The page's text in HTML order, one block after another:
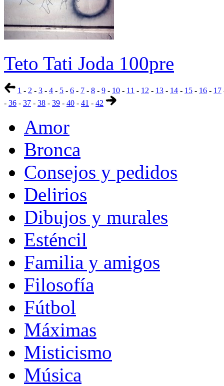
Teto Tati Joda 100pre
1 - 2 - 3 - 4 - 5 - 6 - 7 - 8 - 9 - 10 - 11 - 12 - 13 - 14 - 15 - 16 - 17
- 36 - 37 - 38 - 39 - 40 - 41 - 42
Amor
Bronca
Consejos y pedidos
Delirios
Dibujos y murales
Esténcil
Familia y amigos
Filosofía
Fútbol
Máximas
Misticismo
Música